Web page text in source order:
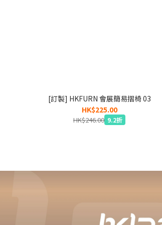
[訂製] HKFURN 會展簡易摺椅 03
HK$225.00
HK$246.00 9.2折